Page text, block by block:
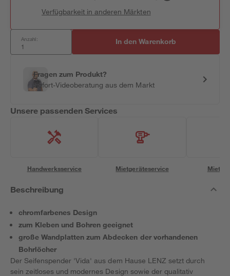
Verfügbarkeit in anderen Märkten
Anzahl: In den Warenkorb
Fragen zum Produkt?
Sofort-Videoberatung aus dem Markt
Unsere passenden Services
Handwerksservice Mietgeräteservice
Beschreibung
chromfarbenes Design
zum Kleben und Bohren geeignet
große Wandplatten zum Abdecken der vorhandenen
Bohrlöcher
Der Seifenspender 'Vida' aus dem Hause LENZ setzt durch
sein zeitloses und modernes Design sowie der qualitativ